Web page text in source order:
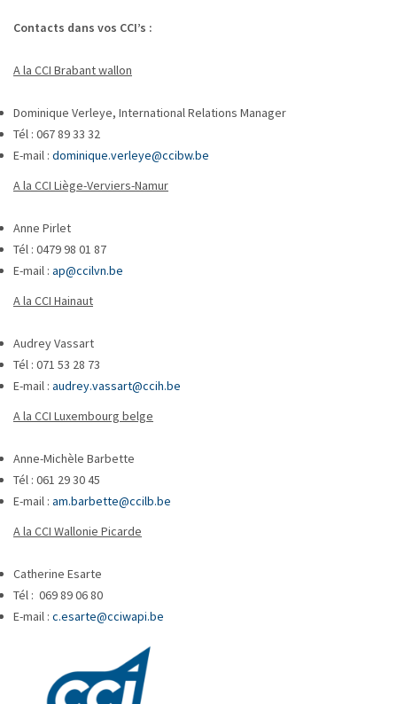
Contacts dans vos CCI’s :
A la CCI Brabant wallon
Dominique Verleye, International Relations Manager
Tél : 067 89 33 32
E-mail : dominique.verleye@ccibw.be
A la CCI Liège-Verviers-Namur
Anne Pirlet
Tél : 0479 98 01 87
E-mail : ap@ccilvn.be
A la CCI Hainaut
Audrey Vassart
Tél : 071 53 28 73
E-mail : audrey.vassart@ccih.be
A la CCI Luxembourg belge
Anne-Michèle Barbette
Tél : 061 29 30 45
E-mail : am.barbette@ccilb.be
A la CCI Wallonie Picarde
Catherine Esarte
Tél : 069 89 06 80
E-mail : c.esarte@cciwapi.be